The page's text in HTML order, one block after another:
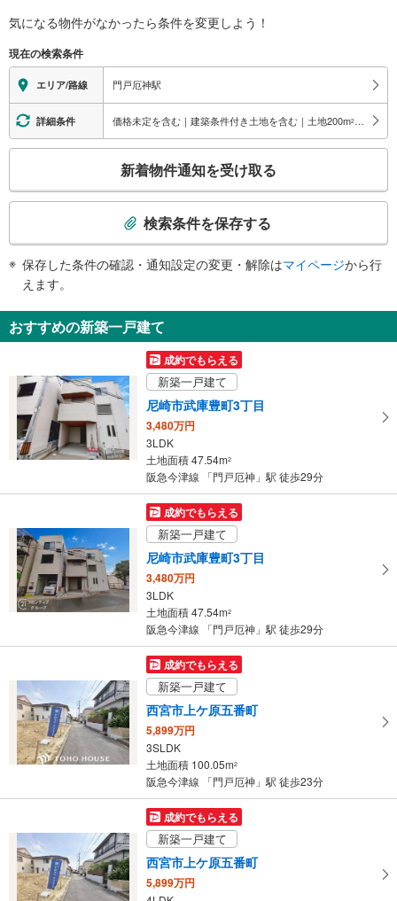
※段差なしでの移動経路
地上⇔改札⇔ホーム：○
（※各改札⇔反対側ホームへの改札内移動：×）
トイレ
《多機能トイレ》
・西宮北口方面ホーム上
スロープ
・宝塚方面ホーム⇔西改札
・東改札⇔出口
その他
・触知図式案内板
・盲導鈴
気になる物件がなかったら条件を変更しよう！
現在の検索条件
エリア/路線 門戸厄神駅
詳細条件 価格未定を含む｜建築条件付き土地を含む｜土地200m2 以上
検
知
を
け
取
る
・
条
イ
ペ
ー
ジ
に
存
る
新着物件通知を受け取る
検索条件を保存する
保存した条件の確認・通知設定の変更・解除はマイページから行
えます。
おすすめの新築一戸建て
成約でもらえる
新築一戸建て
尼崎市武庫豊町3丁目
3,480万円
3LDK
土地面積 47.54m2
阪急今津線 「門戸厄神」駅 徒歩29分
成約でもらえる
新築一戸建て
尼崎市武庫豊町3丁目
3,480万円
3LDK
土地面積 47.54m2
阪急今津線 「門戸厄神」駅 徒歩29分
成約でもらえる
新築一戸建て
西宮市上ケ原五番町
5,899万円
3SLDK
土地面積 100.05m2
阪急今津線 「門戸厄神」駅 徒歩23分
成約でもらえる
新築一戸建て
西宮市上ケ原五番町
5,899万円